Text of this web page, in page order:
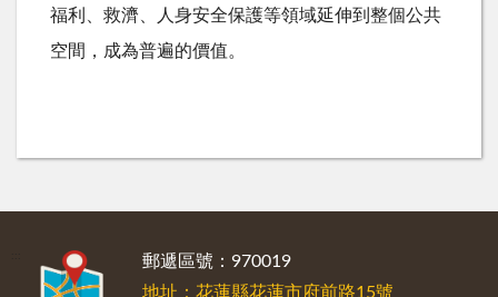
福利、救濟、人身安全保護等領域延伸到整個公共
空間，成為普遍的價值。
郵遞區號：970019
地址：花蓮縣花蓮市府前路15號